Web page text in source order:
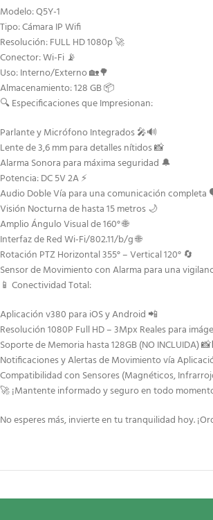
Modelo: Q5Y-1
Tipo: Cámara IP Wifi
Resolución: FULL HD 1080p 🚀
Conector: Wi-Fi 📡
Uso: Interno/Externo 🏡🌳
Almacenamiento: 128 GB 📦
🔍 Especificaciones que Impresionan:
Parlante y Micrófono Integrados 🎤🔊
Lente de 3,6 mm para detalles nítidos 📸
Alarma Sonora para máxima seguridad 🔔
Potencia: DC 5V 2A ⚡
Audio Doble Vía para una comunicación
Visión Nocturna de hasta 15 metros 🌙
Amplio Ángulo Visual de 160° 🌐
Interfaz de Red Wi-Fi/802.11/b/g 🌐
Rotación PTZ Horizontal 355° – Vertical 120° 🔄
Sensor de Movimiento con Alarma para una
📱 Conectividad Total:
Aplicación v380 para iOS y Android 📲
Resolución 1080P Full HD – 3Mpx Reales para
Soporte de Memoria hasta 128GB (NO INCLUIDA)
Notificaciones y Alertas de Movimiento vía
Compatibilidad con Sensores (Magnéticos,
🚀 ¡Mantente informado y seguro en todo
No esperes más, invierte en tu tranquilidad hoy.